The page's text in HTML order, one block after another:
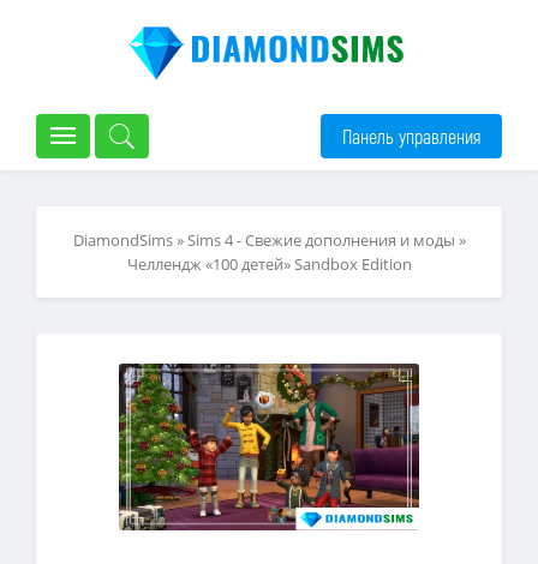
Панель управления
DiamondSims»Sims 4 - Свежие дополнения и моды »
Челлендж «100 детей» Sandbox Edition